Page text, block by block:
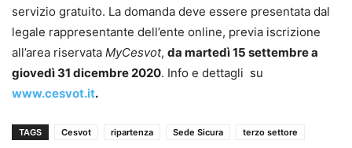
servizio gratuito. La domanda deve essere presentata dal
legale rappresentante dell’ente online, previa iscrizione
all’area riservata MyCesvot, da martedì 15 settembre a
giovedì 31 dicembre 2020. Info e dettagli su
www.cesvot.it.
TAGS Cesvot ripartenza Sede Sicura terzo settore